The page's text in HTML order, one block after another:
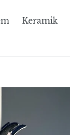
Keramik